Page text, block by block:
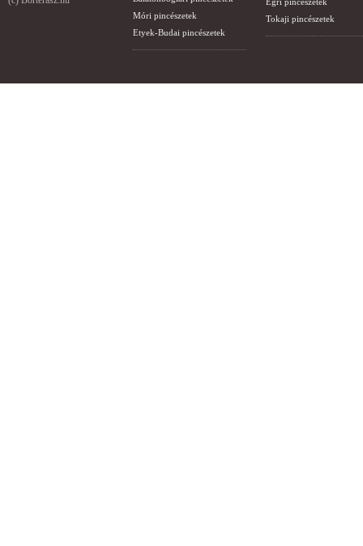
Móri pincészetek
Etyek-Budai pincészetek
Tokaji pincészetek